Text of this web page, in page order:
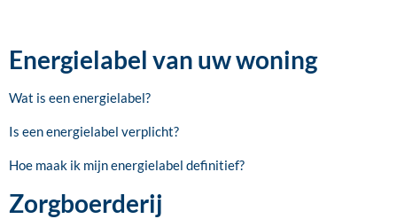
Energielabel van uw woning
Wat is een energielabel?
Is een energielabel verplicht?
Hoe maak ik mijn energielabel definitief?
Zorgboerderij